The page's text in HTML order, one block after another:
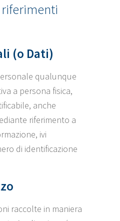
(o Dati)
qualunque
a persona fisica,
anche
riferimento a
ivi
di identificazione
raccolte in maniera